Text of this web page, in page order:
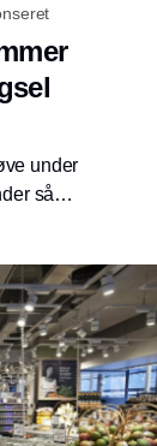
under
så